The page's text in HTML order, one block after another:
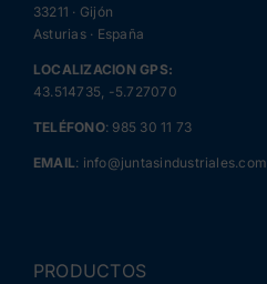
33211 · Gijón
Asturias · España
LOCALIZACION GPS:
43.514735, -5.727070
TELÉFONO: 985 30 11 73
EMAIL: info@juntasindustriales.com
PRODUCTOS